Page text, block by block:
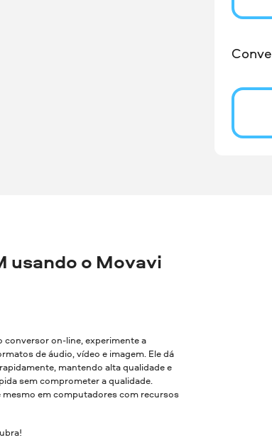
usando o Movavi
conversor on-line, experimente a
de áudio, vídeo e imagem. Ele dá
mantendo alta qualidade e
sem comprometer a qualidade.
mesmo em computadores com recursos